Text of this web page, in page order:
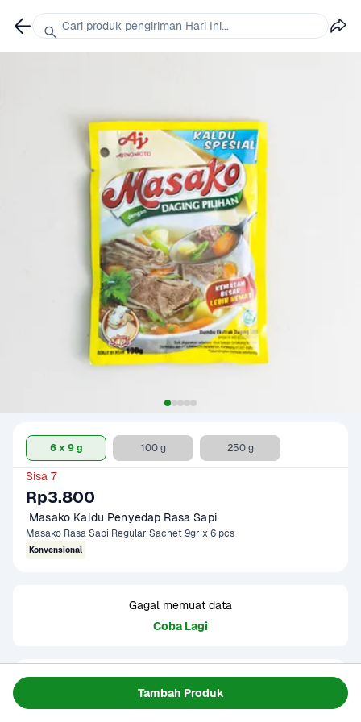
Tambah Produk
6 x 9 g 100 g 250 g
Sisa 7
Rp3.800
Masako Kaldu Penyedap Rasa Sapi
Masako Rasa Sapi Regular Sachet 9gr x 6 pcs
Konvensional
Gagal memuat data
Coba Lagi
Informasi Produk
Bumbu kaldu bubuk yang terbuat dari daging sapi, bumbu,
Cari produk pengiriman Hari Ini...